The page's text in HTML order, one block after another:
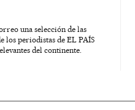
una selección de las
los periodistas de EL PAÍS
del continente.